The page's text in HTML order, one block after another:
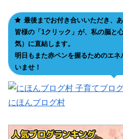
最後までお付き合いいただき、
皆様の「1クリック」が、私の脳と
気）に直結します。
明日もまた赤ペンを握るためのエ
いませ！
にほんブログ村